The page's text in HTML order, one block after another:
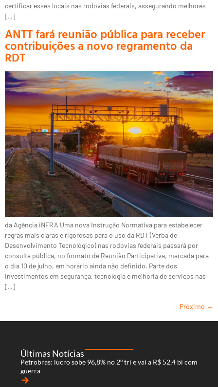
certificar esses locais nas rodovias federais, assegurando melhores
[…]
ANTT fará reunião pública para receber
contribuições a novo regramento da
RDT
da Agência iNFRA Uma nova Instrução Normativa para estabelecer
regras mais claras e rigorosas para o uso da RDT (Verba de
Desenvolvimento Tecnológico) nas rodovias federais passará por
consulta pública, no formato de Reunião Participativa, marcada para
o dia 10 de julho, em horário ainda não definido. Parte dos
investimentos em segurança, tecnologia e melhoria de serviços nas
[…]
Próximo →
Últimas Notícias
Petrobras: lucro sobe 96,8% no 2º tri e vai a R$ 52,4 bi com
guerra
arrow_forward